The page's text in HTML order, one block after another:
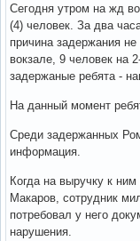
Сегодня утром на жд
(4) человек. За два
причина задержания
вокзале, 9 человек на
задержаные ребята -
На данный момент
Среди задержанных
информация.
Когда на выручку к
Макаров, сотрудник
потребовал у него
нарушения.